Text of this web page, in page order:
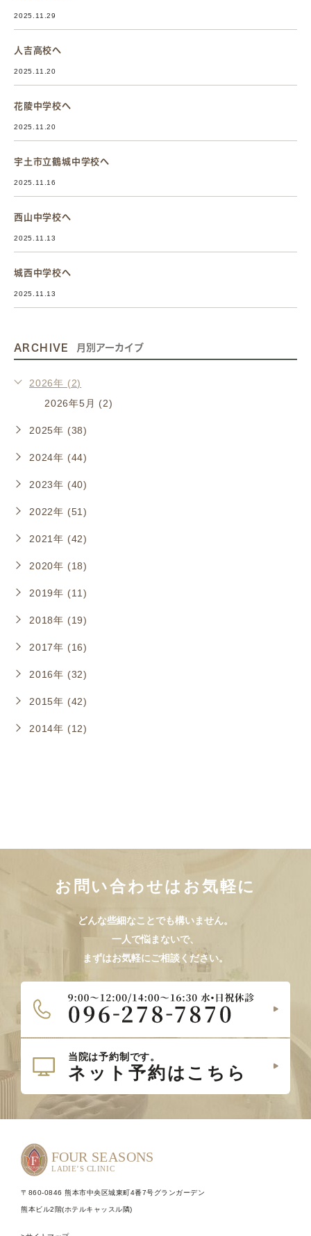
2025.11.29
人吉高校へ
2025.11.20
花陵中学校へ
2025.11.20
宇土市立鶴城中学校へ
2025.11.16
西山中学校へ
2025.11.13
城西中学校へ
2025.11.13
ARCHIVE 月別アーカイブ
2026年 (2)
2026年5月 (2)
2025年 (38)
2024年 (44)
2023年 (40)
2022年 (51)
2021年 (42)
2020年 (18)
2019年 (11)
2018年 (19)
2017年 (16)
2016年 (32)
2015年 (42)
2014年 (12)
お問い合わせはお気軽に
どんな些細なことでも構いません。
一人で悩まないで、
まずはお気軽にご相談ください。
〒860-0846 熊本市中央区城東町4番7号グランガーデン
熊本ビル2階(ホテルキャッスル隣)